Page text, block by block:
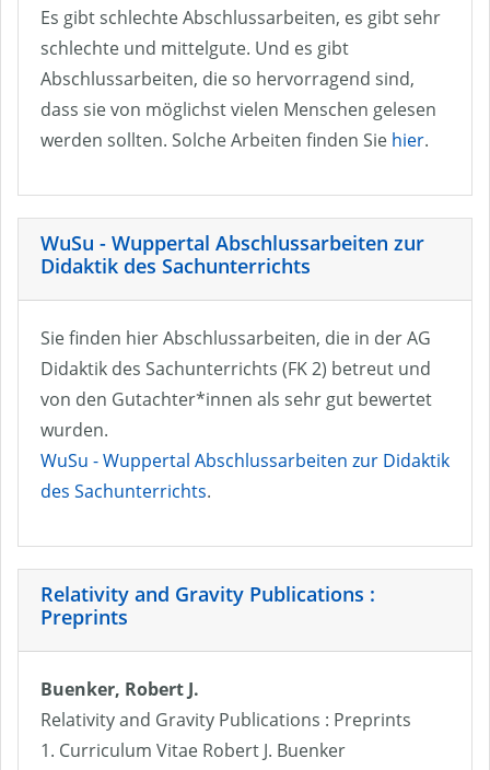
Es gibt schlechte Abschlussarbeiten, es gibt sehr
schlechte und mittelgute. Und es gibt
Abschlussarbeiten, die so hervorragend sind,
dass sie von möglichst vielen Menschen gelesen
werden sollten. Solche Arbeiten finden Sie hier.
WuSu - Wuppertal Abschlussarbeiten zur
Didaktik des Sachunterrichts
Sie finden hier Abschlussarbeiten, die in der AG
Didaktik des Sachunterrichts (FK 2) betreut und
von den Gutachter*innen als sehr gut bewertet
wurden.
WuSu - Wuppertal Abschlussarbeiten zur Didaktik
des Sachunterrichts.
Relativity and Gravity Publications :
Preprints
Buenker, Robert J.
Relativity and Gravity Publications : Preprints
1. Curriculum Vitae Robert J. Buenker